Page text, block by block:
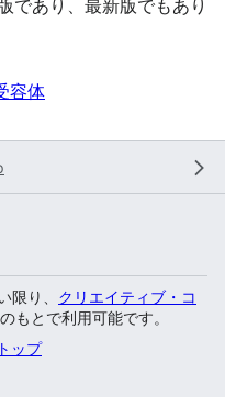
であり、最新版でもあり
容体
限り、 クリエイティブ・コ
のもとで利用可能です。
ップ